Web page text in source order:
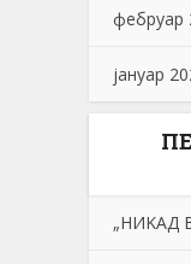
фебруар
јануар
„НИKАД